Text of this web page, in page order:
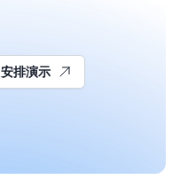
安排演示